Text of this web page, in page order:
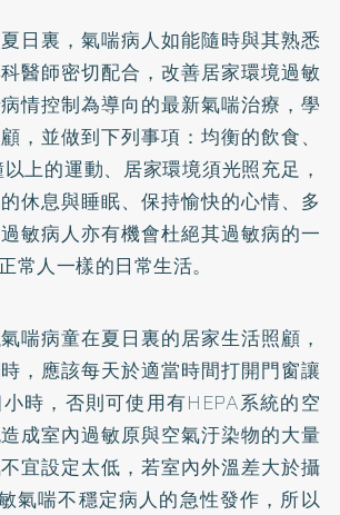
日裏，氣喘病人如能隨時與其熟悉
醫師密切配合，改善居家環境過敏
情控制為導向的最新氣喘治療，學
，並做到下列事項：均衡的飲食、
上的運動、居家環境須光照充足，
休息與睡眠、保持愉快的心情、多
敏病人亦有機會杜絕其過敏病的一
常人一樣的日常生活。
喘病童在夏日裏的居家生活照顧，
，應該每天於適當時間打開門窗讓
時，否則可使用有HEPA系統的空
成室內過敏原與空氣汙染物的大量
宜設定太低，若室內外溫差大於攝
氣喘不穩定病人的急性發作，所以